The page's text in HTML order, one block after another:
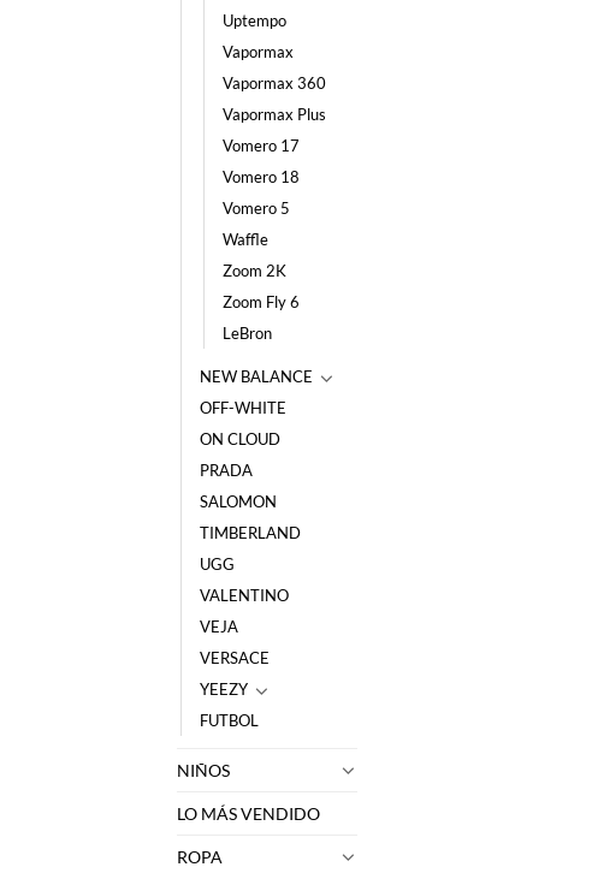
Uptempo
Vapormax
Vapormax 360
Vapormax Plus
Vomero 17
Vomero 18
Vomero 5
Waffle
Zoom 2K
Zoom Fly 6
LeBron
NEW BALANCE
OFF-WHITE
ON CLOUD
PRADA
SALOMON
TIMBERLAND
UGG
VALENTINO
VEJA
VERSACE
YEEZY
FUTBOL
NIÑOS
LO MÁS VENDIDO
ROPA